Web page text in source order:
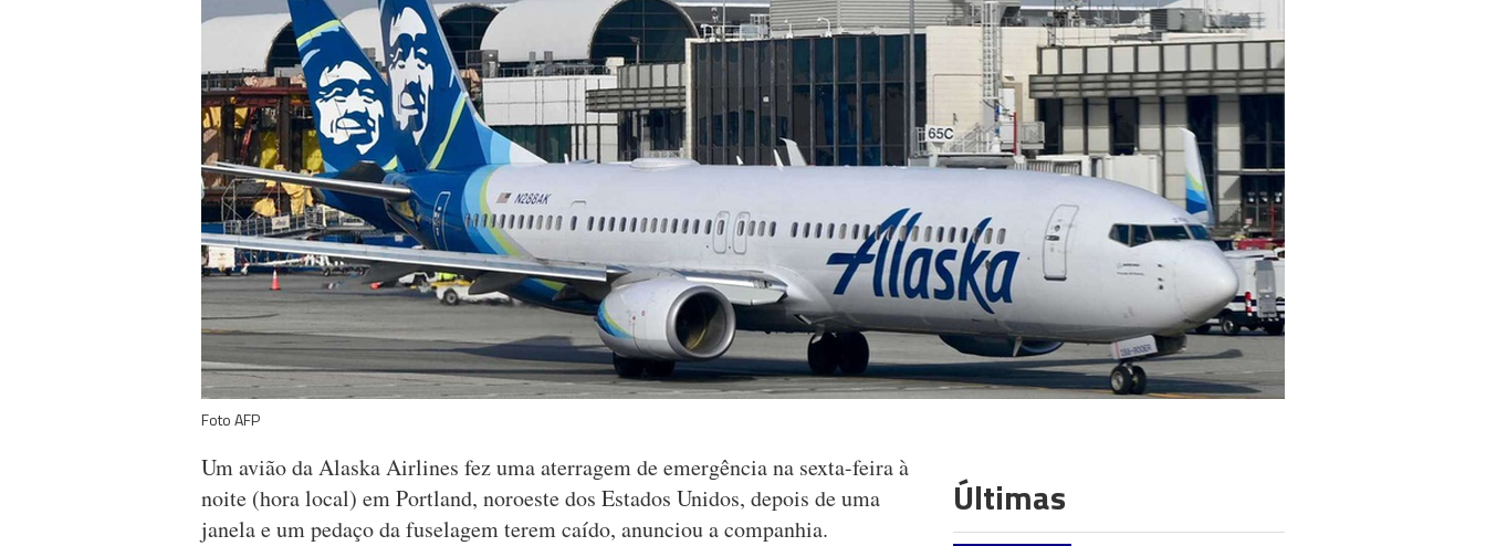
Foto AFP
Um avião da Alaska Airlines fez uma aterragem de emergência na sexta-feira à
noite (hora local) em Portland, noroeste dos Estados Unidos, depois de uma
janela e um pedaço da fuselagem terem caído, anunciou a companhia.
Últimas